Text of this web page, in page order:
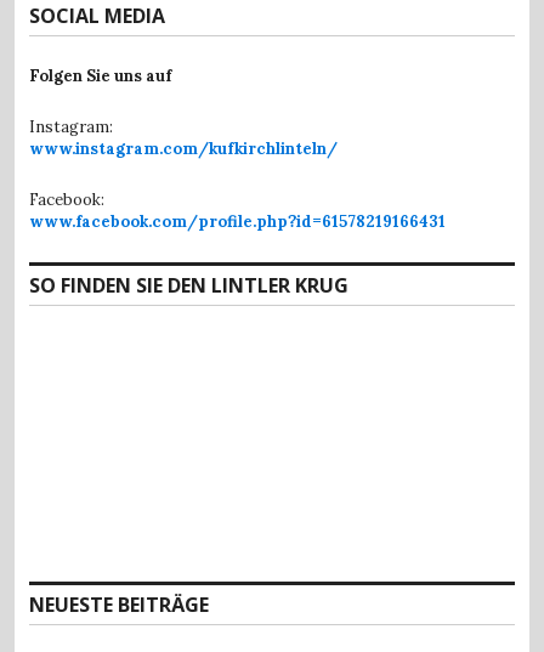
SOCIAL MEDIA
Folgen Sie uns auf
Instagram:
www.instagram.com/kufkirchlinteln/
Facebook:
www.facebook.com/profile.php?id=61578219166431
SO FINDEN SIE DEN LINTLER KRUG
NEUESTE BEITRÄGE